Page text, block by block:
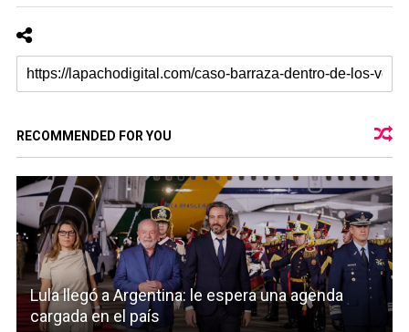
RECOMMENDED FOR YOU
Lula llegó a Argentina: le espera una agenda
cargada en el país